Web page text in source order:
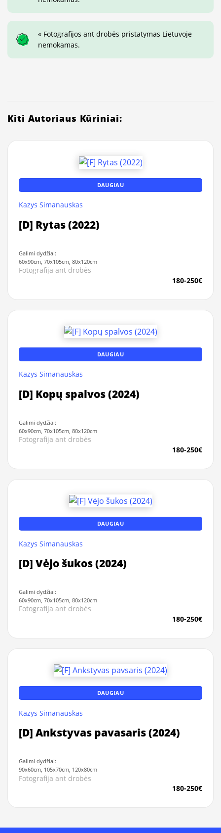
« Fotografijos ant drobės pristatymas Lietuvoje
nemokamas.
Kiti Autoriaus Kūriniai:
DAUGIAU
Kazys Simanauskas
[D] Rytas (2022)
Galimi dydžiai:
60x90cm, 70x105cm, 80x120cm
Fotografija ant drobės
180-250€
DAUGIAU
Kazys Simanauskas
[D] Kopų spalvos (2024)
Galimi dydžiai:
60x90cm, 70x105cm, 80x120cm
Fotografija ant drobės
180-250€
DAUGIAU
Kazys Simanauskas
[D] Vėjo šukos (2024)
Galimi dydžiai:
60x90cm, 70x105cm, 80x120cm
Fotografija ant drobės
180-250€
DAUGIAU
Kazys Simanauskas
[D] Ankstyvas pavasaris (2024)
Galimi dydžiai:
90x60cm, 105x70cm, 120x80cm
Fotografija ant drobės
180-250€